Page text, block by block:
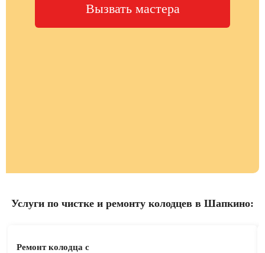
Вызвать мастера
Услуги по чистке и ремонту колодцев в Шапкино:
Ремонт колодца с